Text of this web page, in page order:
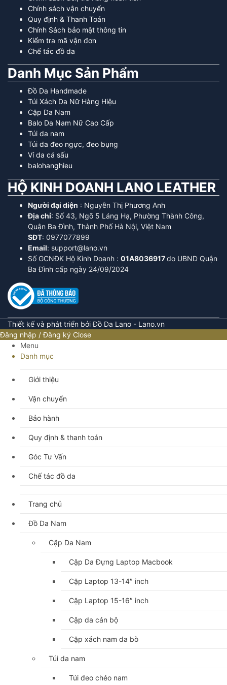
Chính sách vận chuyển
Quy định & Thanh Toán
Chính Sách bảo mật thông tin
Kiểm tra mã vận đơn
Chế tác đồ da
Danh Mục Sản Phẩm
Đồ Da Handmade
Túi Xách Da Nữ Hàng Hiệu
Cặp Da Nam
Balo Da Nam Nữ Cao Cấp
Túi da nam
Túi da đeo ngực, đeo bụng
Ví da cá sấu
balohanghieu
HỘ KINH DOANH LANO LEATHER
Người đại diện : Nguyễn Thị Phương Anh
Địa chỉ: Số 43, Ngõ 5 Láng Hạ, Phường Thành Công,
Quận Ba Đình, Thành Phố Hà Nội, Việt Nam
SĐT: 0977077899
Email: support@lano.vn
Số GCNĐK Hộ Kinh Doanh : 01A8036917do UBND Quận
Ba Đình cấp ngày 24/09/2024
Thiết kế và phát triển bởi Đồ Da Lano - Lano.vn
Đăng nhập / Đăng ký Close
Menu
Danh mục
Giới thiệu
Vận chuyển
Bảo hành
Quy định & thanh toán
Góc Tư Vấn
Chế tác đồ da
Trang chủ
Đồ Da Nam
Cặp Da Nam
Cặp Da Đựng Laptop Macbook
Cặp Laptop 13-14″ inch
Cặp Laptop 15-16″ inch
Cặp da cán bộ
Cặp xách nam da bò
Túi da nam
Túi đeo chéo nam